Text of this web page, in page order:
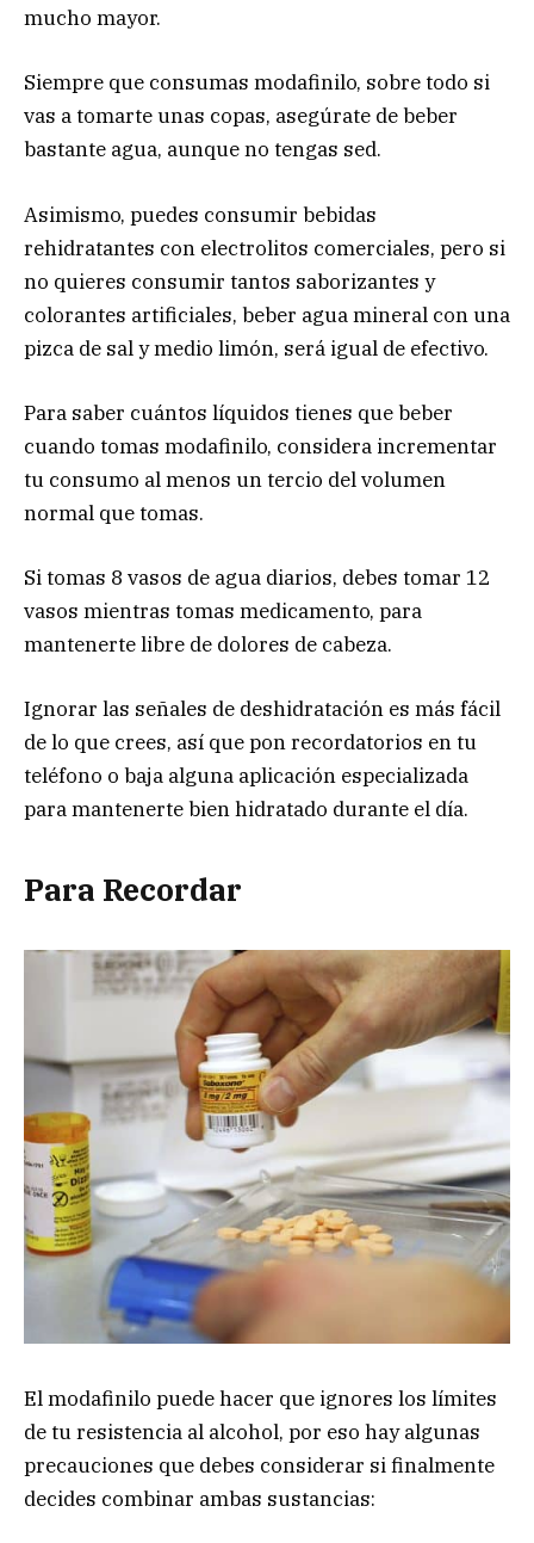
mucho mayor.
Siempre que consumas modafinilo, sobre todo si
vas a tomarte unas copas, asegúrate de beber
bastante agua, aunque no tengas sed.
Asimismo, puedes consumir bebidas
rehidratantes con electrolitos comerciales, pero si
no quieres consumir tantos saborizantes y
colorantes artificiales, beber agua mineral con una
pizca de sal y medio limón, será igual de efectivo.
Para saber cuántos líquidos tienes que beber
cuando tomas modafinilo, considera incrementar
tu consumo al menos un tercio del volumen
normal que tomas.
Si tomas 8 vasos de agua diarios, debes tomar 12
vasos mientras tomas medicamento, para
mantenerte libre de dolores de cabeza.
Ignorar las señales de deshidratación es más fácil
de lo que crees, así que pon recordatorios en tu
teléfono o baja alguna aplicación especializada
para mantenerte bien hidratado durante el día.
Para Recordar
El modafinilo puede hacer que ignores los límites
de tu resistencia al alcohol, por eso hay algunas
precauciones que debes considerar si finalmente
decides combinar ambas sustancias: